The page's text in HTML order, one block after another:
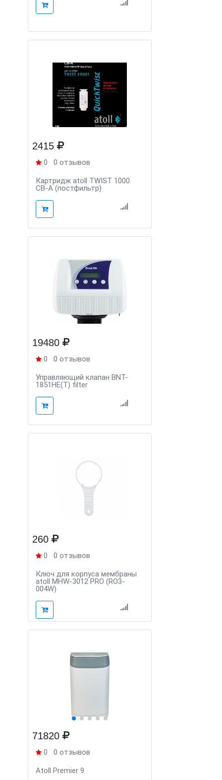
2415
0 0 отзывов
Картридж atoll TWIST 1000
CB-A (постфильтр)
19480
0 0 отзывов
Управляющий клапан BNT-
1851HE(T) filter
260
0 0 отзывов
Ключ для корпуса мембраны
atoll MHW-3012 PRO (RO3-
004W)
71820
0 0 отзывов
Atoll Premier 9